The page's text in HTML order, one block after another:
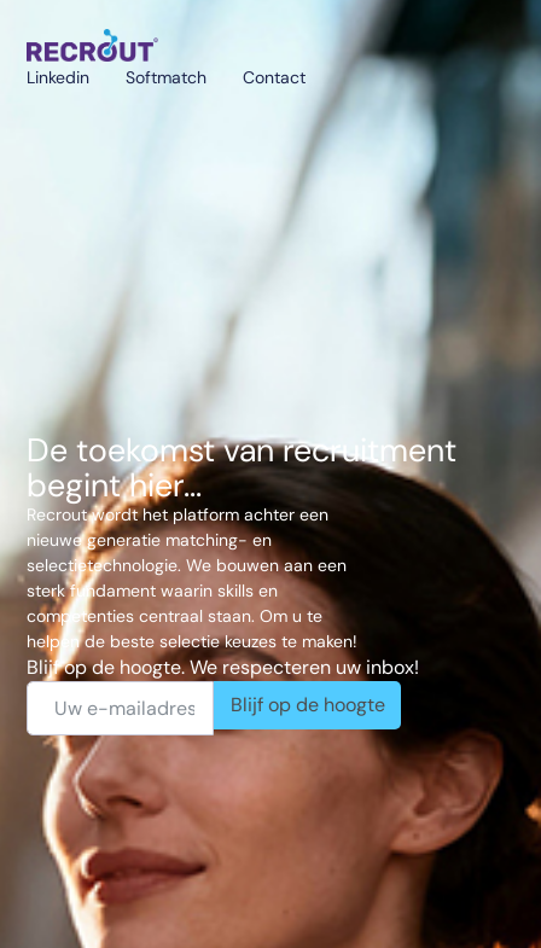
Linkedin Softmatch Contact
De toekomst van recruitment
begint hier...
Recrout wordt het platform achter een
nieuwe generatie matching- en
selectietechnologie. We bouwen aan een
sterk fundament waarin skills en
competenties centraal staan. Om u te
helpen de beste selectie keuzes te maken!
Blijf op de hoogte. We respecteren uw inbox!
Blijf op de hoogte